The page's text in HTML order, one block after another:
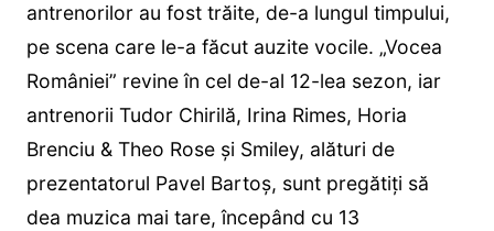
antrenorilor au fost trăite, de-a lungul timpului,
pe scena care le-a făcut auzite vocile. „Vocea
României” revine în cel de-al 12-lea sezon, iar
antrenorii Tudor Chirilă, Irina Rimes, Horia
Brenciu & Theo Rose și Smiley, alături de
prezentatorul Pavel Bartoș, sunt pregătiți să
dea muzica mai tare, începând cu 13